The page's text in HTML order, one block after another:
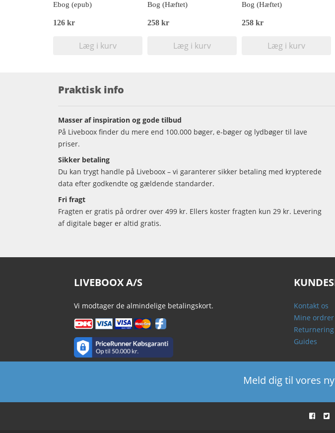
Ebog (epub)
126 kr
Læg i kurv
Bog (Hæftet)
258 kr
Læg i kurv
Bog (Hæftet)
258 kr
Læg i kurv
Praktisk info
Masser af inspiration og gode tilbud
På Liveboox finder du mere end 100.000 bøger, e-bøger og lydbøger til lave
priser.
Sikker betaling
Du kan trygt handle på Liveboox – vi garanterer sikker betaling med krypterede
data efter godkendte og gældende standarder.
Fri fragt
Fragten er gratis på ordrer over 499 kr. Ellers koster fragten kun 29 kr. Levering
af digitale bøger er altid gratis.
LIVEBOOX A/S
Vi modtager de almindelige betalingskort.
Kontakt os
Mine ordrer
Returnering
Guides
Meld dig til vores